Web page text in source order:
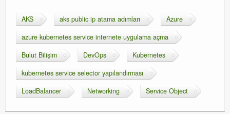
AKS aks public ip atama adımları
Azure
azure kubernetes service internete uygulama açma
Bulut Bilişim
DevOps
Kubernetes
kubernetes service selector yapılandırması
LoadBalancer
Networking Service Object